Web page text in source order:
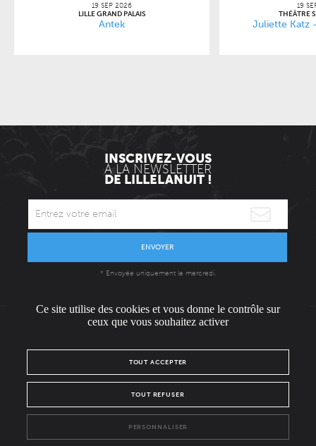
19 SEP 2026
LILLE GRAND PALAIS
Antek
19
THÉÂTRE
Juliette Katz
INSCRIVEZ-VOUS
À LA NEWSLETTER
DE LILLELANUIT !
ENVOYER
* Envoyée uniquement le mercredi.
L'ÉQUIPE
POLITIQUE DE CONFIDENTIALITÉ
FacebookInstagram
Ce site utilise des cookies et vous donne le contrôle sur
ceux que vous souhaitez activer
TOUT ACCEPTER
TOUT REFUSER
PERSONNALISER